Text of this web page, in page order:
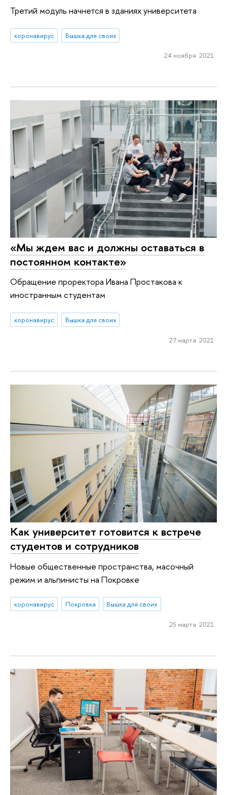
Третий модуль начнется в зданиях университета
коронавирус Вышка для своих
24 ноября 2021
«Мы ждем вас и должны оставаться в
постоянном контакте»
Обращение проректора Ивана Простакова к
иностранным студентам
коронавирус Вышка для своих
27 марта 2021
Как университет готовится к встрече
студентов и сотрудников
Новые общественные пространства, масочный
режим и альпинисты на Покровке
коронавирус Покровка Вышка для своих
25 марта 2021